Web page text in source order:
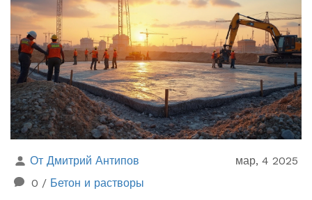
опыта. Основная цель статьи — предоставить
информацию, полезную для всех, кто планирует
строительство собственного дома.
От Дмитрий Антипов
мар, 4 2025
0 / Бетон и растворы